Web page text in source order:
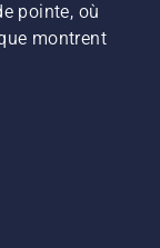
pointe, où
montrent